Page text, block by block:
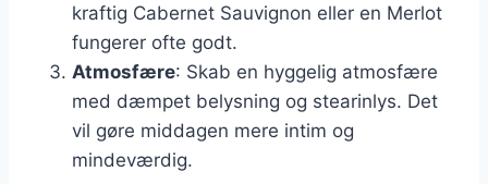
kraftig Cabernet Sauvignon eller en Merlot
fungerer ofte godt.
Atmosfære: Skab en hyggelig atmosfære
med dæmpet belysning og stearinlys. Det
vil gøre middagen mere intim og
mindeværdig.